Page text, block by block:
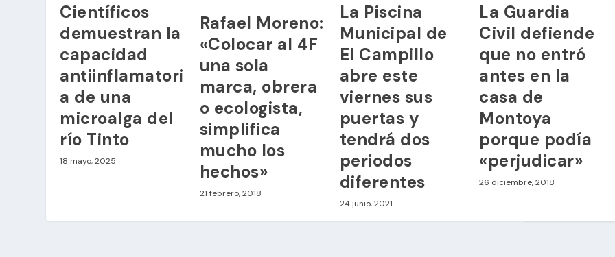
Científicos
demuestran la
capacidad
antiinflamatori
a de una
microalga del
río Tinto
18 mayo, 2025
Rafael Moreno:
«Colocar al 4F
una sola
marca, obrera
o ecologista,
simplifica
mucho los
hechos»
21 febrero, 2018
La Piscina
Municipal de
El Campillo
abre este
viernes sus
puertas y
tendrá dos
periodos
diferentes
24 junio, 2021
La Guardia
Civil defiende
que no entró
antes en la
casa de
Montoya
porque podía
«perjudicar»
26 diciembre, 2018